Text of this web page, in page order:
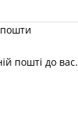
пошті до вас.